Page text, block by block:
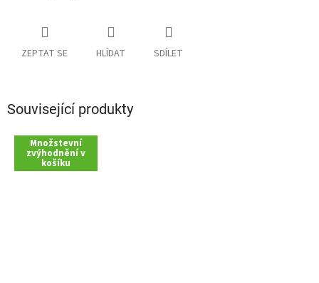
ZEPTAT SE HLÍDAT SDÍLET
Související produkty
Množstevní
zvýhodnění v
košíku